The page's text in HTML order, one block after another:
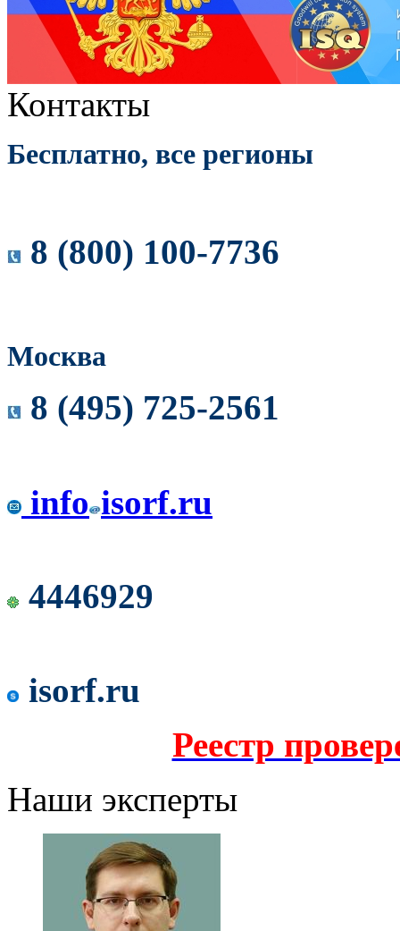
Контакты
Бесплатно, все регионы
8 (800) 100-7736
Москва
8 (495) 725-2561
info isorf.ru
4446929
isorf.ru
Реестр
Наши эксперты